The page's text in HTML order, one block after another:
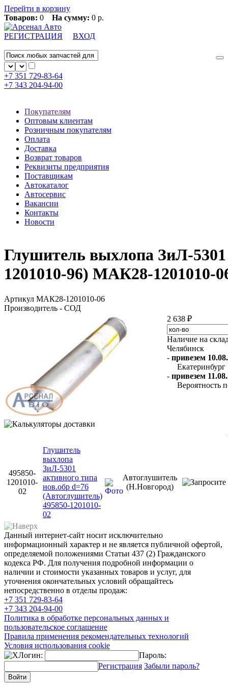
Перейти в корзину
Товаров: 0 На сумму: 0 р.
РЕГИСТРАЦИЯ ВХОД
+7 351 729-83-64
+7 343 204-94-00
Покупателям
Оптовым клиентам
Розничным покупателям
Оплата
Доставка
Возврат товаров
Реквизиты предприятия
Поставщикам
Автокаталог
Автосервис
Вакансии
Контакты
Новости
Глушитель выхлопа ЗиЛ-5301
1201010-96) МАК28-1201010-
Артикул МАК28-1201010-06
Производитель - СОД
2 638 ₽
Наличие на
Челябинск
- привезем
Екатеринбург
- привезем
Вероятность
495850-
1201010-
02
Глушитель
выхлопа
ЗиЛ-5301
активного типа
нов.обр d=76
(Автоглушитель)
495850-1201010-
02
Автоглушитель
(Н.Новгород)
Данный интернет-сайт носит исключительно
информационный характер и не является публичной офертой,
определяемой положениями Статьи 437 (2) Гражданского
кодекса РФ. Для получения подробной информации о
наличии и стоимости указанных товаров и услуг, для
уточнения окончательных условий обращайтесь
непосредственно в отделы продаж:
+7 351 729-83-64
+7 343 204-94-00
Политика в обработке персональных данных и
пользовательское соглашение
Правила применения рекомендательных технологий
Условия использования cookie
Логин:
Пароль:
Регистрация Забыли пароль?